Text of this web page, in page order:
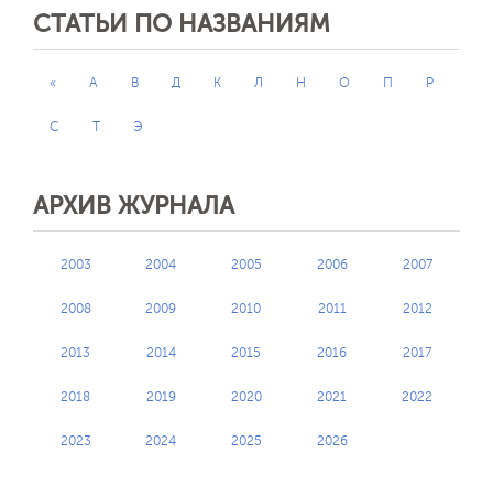
СТАТЬИ ПО НАЗВАНИЯМ
« А В Д К Л Н О П Р
С Т Э
АРХИВ ЖУРНАЛА
2003 2004 2005 2006 2007
2008 2009 2010 2011 2012
2013 2014 2015 2016 2017
2018 2019 2020 2021 2022
2023 2024 2025 2026